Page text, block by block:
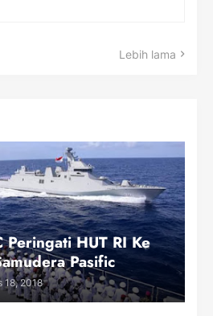
Lebih lama
Peringati HUT RI Ke
Pasific
18, 2018